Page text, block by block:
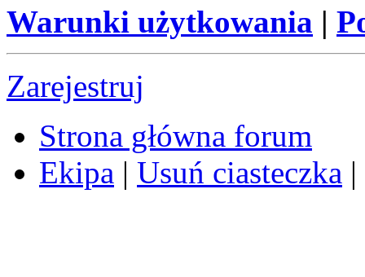
Warunki użytkowania |
Zarejestruj
Strona główna forum
Ekipa | Usuń ciasteczka |